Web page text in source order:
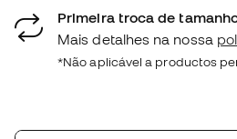
Primeira troca de
Mais detalhes na nossa
*Não aplicável a productos